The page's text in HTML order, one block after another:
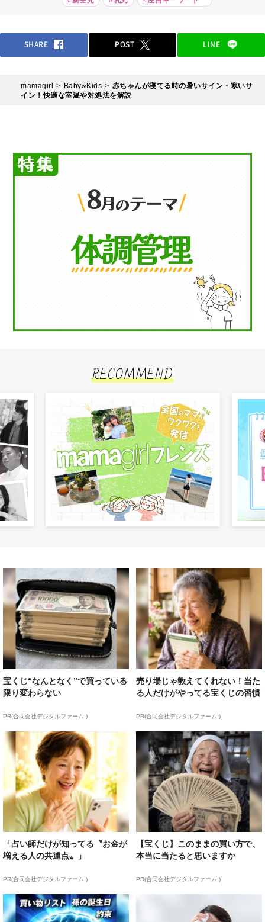
SHARE POST LINE
mamagirl Baby&Kids
赤ちゃんが寝てる時の暑いサイン・寒いサ
イン！快適な室温や対処法を解説
RECOMMEND
宝くじ“なんとなく”で買っている
限り変わらない
PR(合同会社デジタルファーム )
売り場じゃ教えてくれない！当た
る人だけがやってる宝くじの習慣
PR(合同会社デジタルファーム )
「占い師だけが知ってる〝お金が
増える人の共通点〟」
PR(合同会社デジタルファーム )
【宝くじ】このままの買い方で、
本当に当たると思いますか
PR(合同会社デジタルファーム )